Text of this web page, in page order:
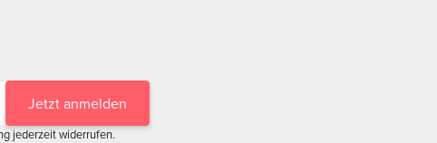
jederzeit widerrufen.